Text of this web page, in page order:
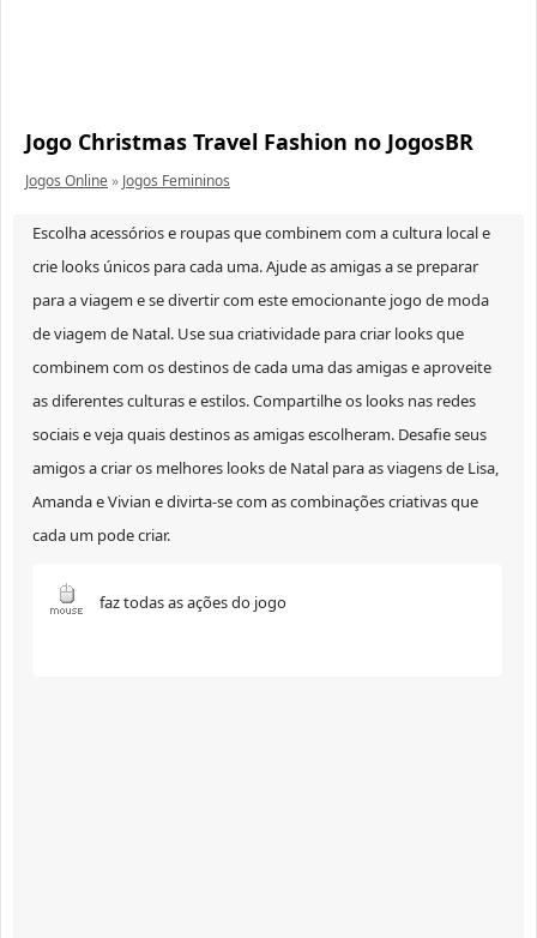
Jogo Christmas Travel Fashion no JogosBR
Jogos Online» Jogos Femininos
Escolha acessórios e roupas que combinem com a cultura local e
crie looks únicos para cada uma. Ajude as amigas a se preparar
para a viagem e se divertir com este emocionante jogo de moda
de viagem de Natal. Use sua criatividade para criar looks que
combinem com os destinos de cada uma das amigas e aproveite
as diferentes culturas e estilos. Compartilhe os looks nas redes
sociais e veja quais destinos as amigas escolheram. Desafie seus
amigos a criar os melhores looks de Natal para as viagens de Lisa,
Amanda e Vivian e divirta-se com as combinações criativas que
cada um pode criar.
faz todas as ações do jogo